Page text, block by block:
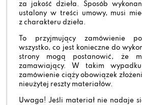
za jakość dzieła. Sposób
ustalony w treści umowy, musi
z charakteru dzieła.
To przyjmujący zamówienie
wszystko, co jest konieczne do
strony mogą postanowić, że
zamawiający. W takim
zamówienie ciąży obowiązek
nieużytej reszty materiałów.
Uwaga! Jeśli materiał nie nadaje